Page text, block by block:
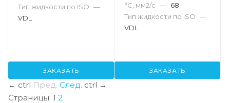
Тип жидкости по ISO —
VDL
ЗАКАЗАТЬ
°С, мм2/с — 68
Тип жидкости по ISO —
VDL
ЗАКАЗАТЬ
← ctrl Пред. След. ctrl →
Страницы: 1 2